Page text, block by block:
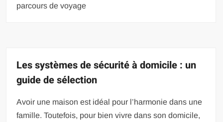
parcours de voyage
Les systèmes de sécurité à domicile : un
guide de sélection
Avoir une maison est idéal pour l’harmonie dans une
famille. Toutefois, pour bien vivre dans son domicile,